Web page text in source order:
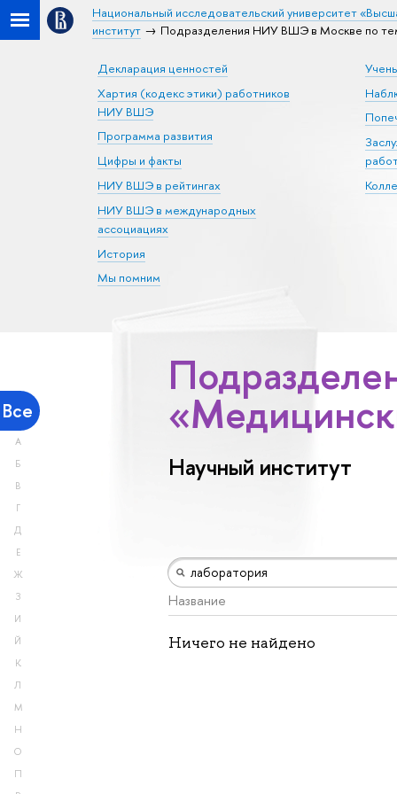
Национальный исследовательский университет
институт
Подразделения НИУ ВШЭ в Москве по
Декларация ценностей
Хартия (кодекс этики) работников
НИУ ВШЭ
Программа развития
Цифры и факты
НИУ ВШЭ в рейтингах
НИУ ВШЭ в международных
ассоциациях
История
Мы помним
Все
А
Б
В
Г
Д
Е
Ж
З
И
Й
К
Л
М
Н
О
П
Научный институт
Название
Ничего не найдено